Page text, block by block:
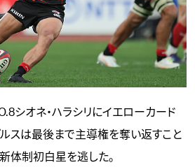
シオネ・ハラシリにイエローカード
ルスは最後まで主導権を奪い返すこと
体制初白星を逃した。